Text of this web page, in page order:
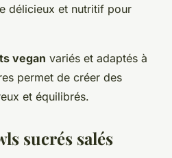
délicieux et nutritif pour
vegan variés et adaptés à
permet de créer des
et équilibrés.
sucrés salés